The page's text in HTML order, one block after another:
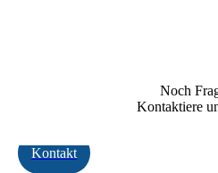
Noch
Kontaktiere
Kontakt